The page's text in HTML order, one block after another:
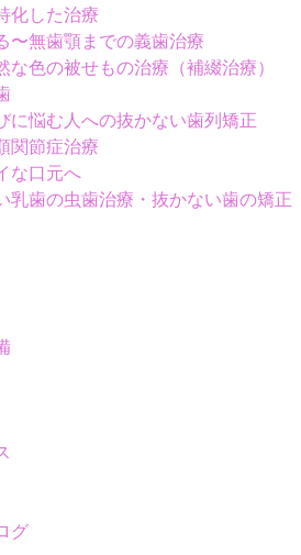
化した治療
〜無歯顎までの義歯治療
な色の被せもの治療（補綴治療）
に悩む人への抜かない歯列矯正
関節症治療
な口元へ
乳歯の虫歯治療・抜かない歯の矯正
グ